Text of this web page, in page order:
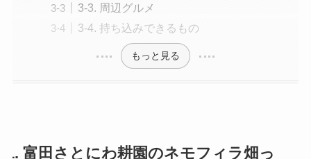
3-3. 周辺グルメ
3-4. 持ち込みできるもの
もっと見る
1. 富田さとにわ耕園のネモフィラ畑っ